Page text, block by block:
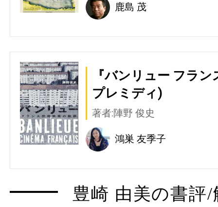
鹿島 茂
『バンリュー フラ
プレミディ)
著者:陣野 俊史
鴻巣 友季子
豊崎 由美の書評